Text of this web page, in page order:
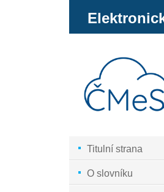
Titulní strana
O slovníku